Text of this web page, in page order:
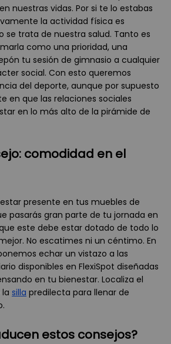
nuestras vidas. Por si te lo estabas
la actividad física es
se trata de nuestra salud. Tanto es
como una prioridad, una
tu sesión de gimnasio a cualquier
social. Con esto queremos
del deporte, aunque por supuesto
en que las relaciones sociales
en lo más alto de la pirámide de
comodidad en el
presente en tus muebles de
pasarás gran parte de tu jornada en
este debe estar dotado de todo lo
No escatimes ni un céntimo. En
echar un vistazo a las
disponibles en FlexiSpot diseñadas
en tu bienestar. Localiza el
la silla predilecta para llenar de
estos consejos?